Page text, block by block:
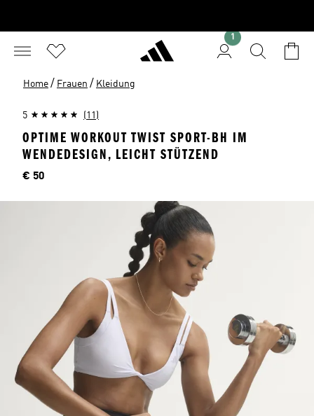
1
Home / Frauen / Kleidung
5 (11)
OPTIME WORKOUT TWIST SPORT-BH IM
WENDEDESIGN, LEICHT STÜTZEND
Preis
€ 50